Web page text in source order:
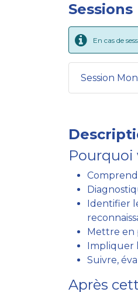
Sessions
En cas de
Session
Pourquoi
Identifier
Mettre en
Impliquer
Suivre,
Après